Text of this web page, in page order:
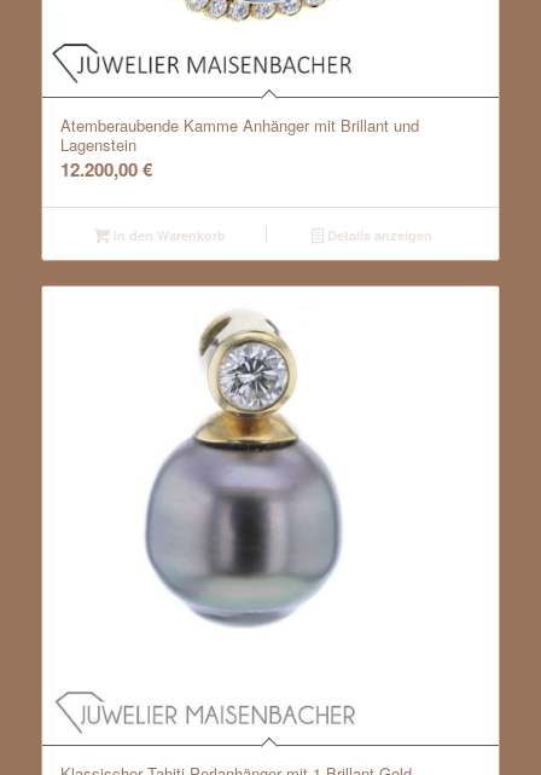
Atemberaubende Kamme Anhänger mit Brillant und
Lagenstein
12.200,00€
In den Warenkorb Details anzeigen